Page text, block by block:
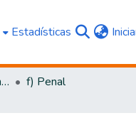
Estadísticas
1. Reforma a la Justicia Penal
f) Penal